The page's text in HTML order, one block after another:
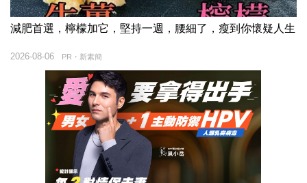
減肥首選，檸檬加它，堅持一週，腰細了，瘦到你懷疑人生
PR・新素簡
2026-08-06